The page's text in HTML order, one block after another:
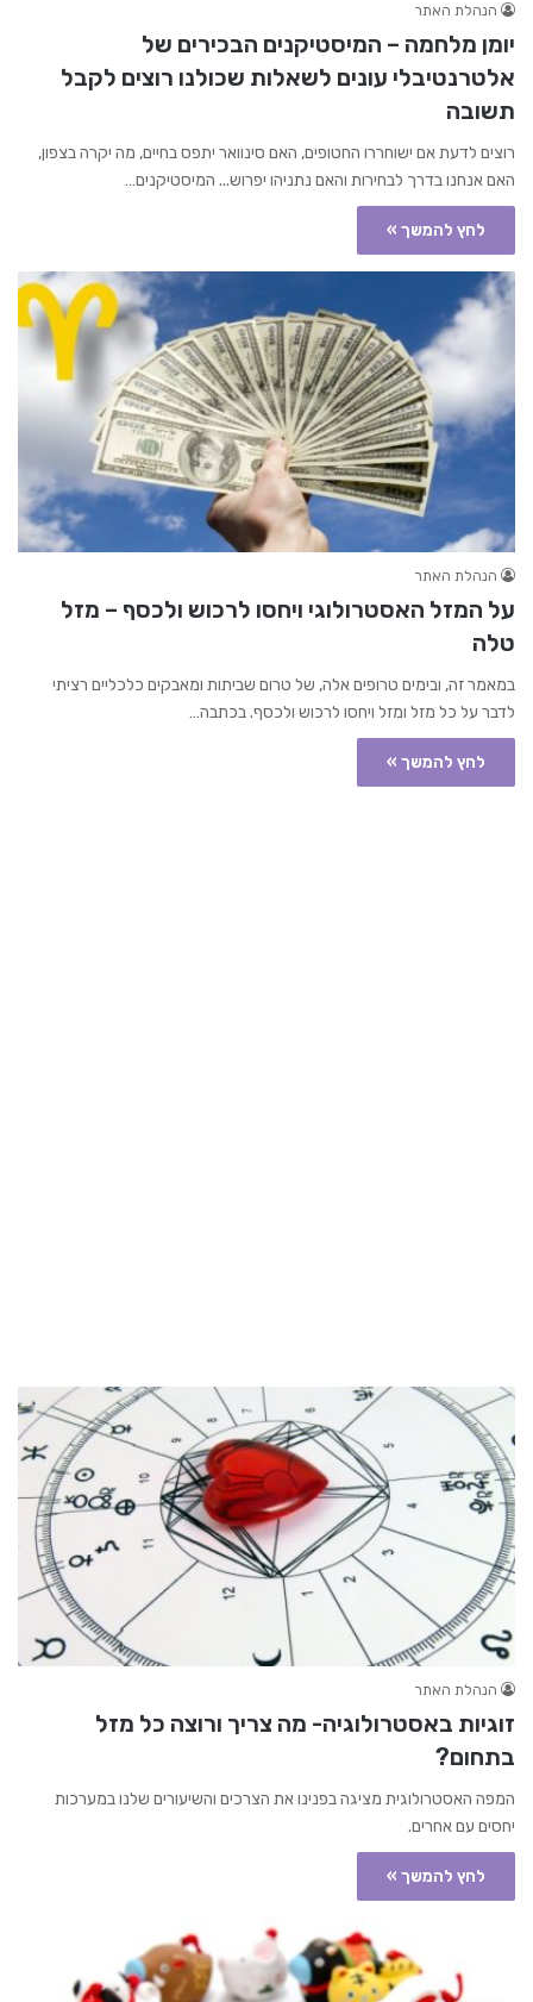
הנהלת האתר
יומן מלחמה – המיסטיקנים הבכירים של
אלטרנטיבלי עונים לשאלות שכולנו רוצים לקבל
תשובה
רוצים לדעת אם ישוחררו החטופים, האם סינוואר יתפס בחיים, מה יקרה בצפון,
האם אנחנו בדרך לבחירות והאם נתניהו יפרוש... המיסטיקנים…
לחץ להמשך »
הנהלת האתר
על המזל האסטרולוגי ויחסו לרכוש ולכסף – מזל
טלה
במאמר זה, ובימים טרופים אלה, של טרום שביתות ומאבקים כלכליים רציתי
לדבר על כל מזל ומזל ויחסו לרכוש ולכסף. בכתבה…
לחץ להמשך »
הנהלת האתר
זוגיות באסטרולוגיה- מה צריך ורוצה כל מזל
בתחום?
המפה האסטרולוגית מציגה בפנינו את הצרכים והשיעורים שלנו במערכות
יחסים עם אחרים.
לחץ להמשך »